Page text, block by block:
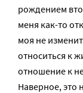
рождением
меня как-то
моя не
относиться к
отношение к
Наверное, это